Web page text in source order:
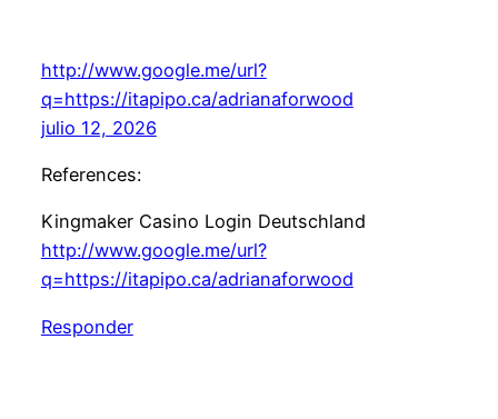
http://www.google.me/url?
q=https://itapipo.ca/adrianaforwood
julio 12, 2026
References:
Kingmaker Casino Login Deutschland
http://www.google.me/url?
q=https://itapipo.ca/adrianaforwood
Responder